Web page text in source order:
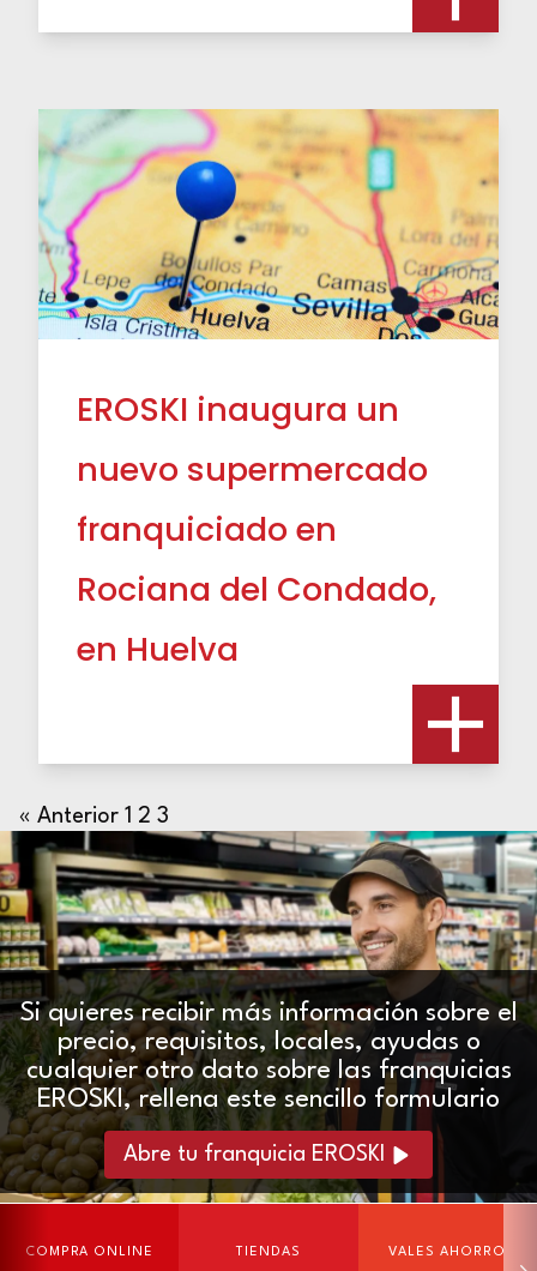
EROSKI inaugura un
nuevo supermercado
franquiciado en
Rociana del Condado,
en Huelva
« Anterior 1 2 3
Si quieres recibir más información sobre el
precio, requisitos, locales, ayudas o
cualquier otro dato sobre las franquicias
EROSKI, rellena este sencillo formulario
Abre tu franquicia EROSKI
COMPRA ONLINE TIENDAS VALES AHORRO